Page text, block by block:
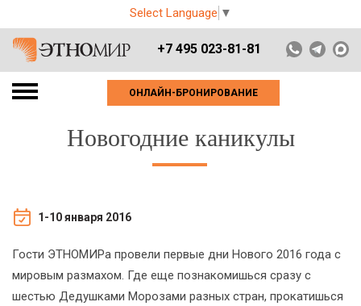
Select Language ▼
+7 495 023-81-81
ОНЛАЙН-БРОНИРОВАНИЕ
Новогодние каникулы
1-10 января 2016
Гости ЭТНОМИРа провели первые дни Нового 2016 года с
мировым размахом. Где еще познакомишься сразу с
шестью Дедушками Морозами разных стран, прокатишься